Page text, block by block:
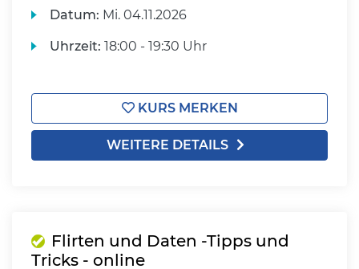
Datum: Mi. 04.11.2026
Uhrzeit: 18:00 - 19:30 Uhr
KURS MERKEN
WEITERE DETAILS
Flirten und Daten -Tipps und
Tricks - online